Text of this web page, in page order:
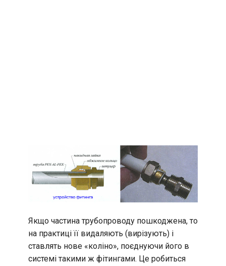
Якщо частина трубопроводу пошкоджена, то
на практиці її видаляють (вирізують) і
ставлять нове «коліно», поєднуючи його в
системі такими ж фітингами. Це робиться